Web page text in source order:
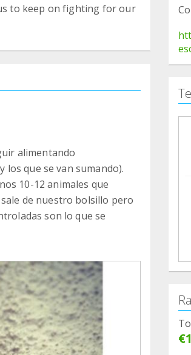
to keep on fighting for our
alimentando
los que se van sumando).
10-12 animales que
de nuestro bolsillo pero
son lo que se